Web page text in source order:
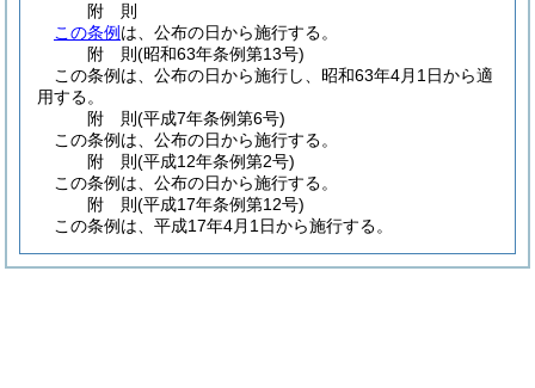
附 則
この条例 は、公布の日から施行する。
附 則(昭和63年条例第13号)
この条例は、公布の日から施行し、昭和63年4月1日から適
用する。
附 則(平成7年条例第6号)
この条例は、公布の日から施行する。
附 則(平成12年条例第2号)
この条例は、公布の日から施行する。
附 則(平成17年条例第12号)
この条例は、平成17年4月1日から施行する。